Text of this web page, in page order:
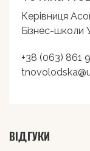
Керівниця
Бізнес-школи
+38 (063) 861
ВІДГУКИ